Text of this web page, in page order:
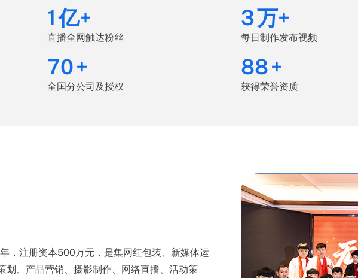
1亿+
直播全网触达粉丝
3万+
每日制作发布视频
80+
全国分公司及授权
100+
获得荣誉资质
，注册资本500万元，是集网红包装、新媒体运
划、产品营销、摄影制作、网络直播、活动策